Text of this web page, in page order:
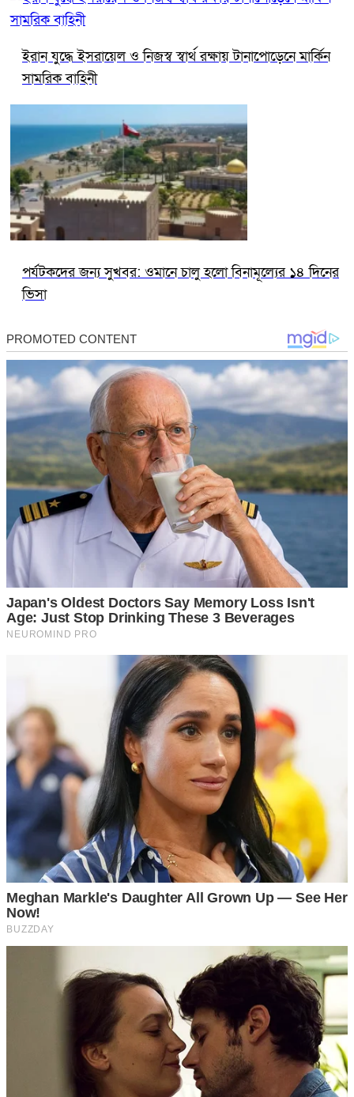
ইরান যুদ্ধে ইসরায়েল ও নিজস্ব স্বার্থ রক্ষায় টানাপোড়েনে মার্কিন
সামরিক বাহিনী
পর্যটকদের জন্য সুখবর: ওমানে চালু হলো বিনামূল্যের ১৪ দিনের
ভিসা